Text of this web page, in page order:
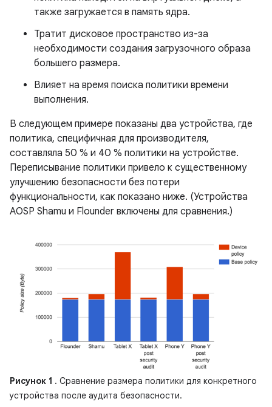
также загружается в память ядра.
Тратит дисковое пространство из-за
необходимости создания загрузочного образа
большего размера.
Влияет на время поиска политики времени
выполнения.
В следующем примере показаны два устройства, где
политика, специфичная для производителя,
составляла 50 % и 40 % политики на устройстве.
Переписывание политики привело к существенному
улучшению безопасности без потери
функциональности, как показано ниже. (Устройства
AOSP Shamu и Flounder включены для сравнения.)
Рисунок 1 . Сравнение размера политики для конкретного
устройства после аудита безопасности.